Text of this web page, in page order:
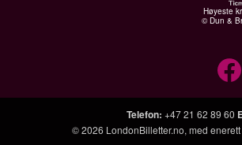
Høyeste
© Dun &
Telefon: +47 21 62 89 60
© 2026 LondonBilletter.no, med